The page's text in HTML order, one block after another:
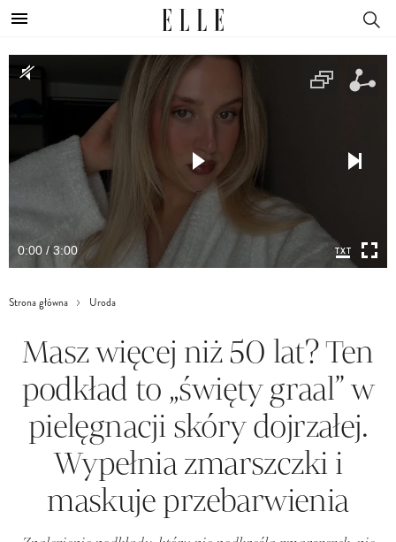
0:00 / 3:00
Strona główna Uroda
Masz więcej niż 50 lat? Ten
podkład to „święty graal” w
pielęgnacji skóry dojrzałej.
Wypełnia zmarszczki i
maskuje przebarwienia